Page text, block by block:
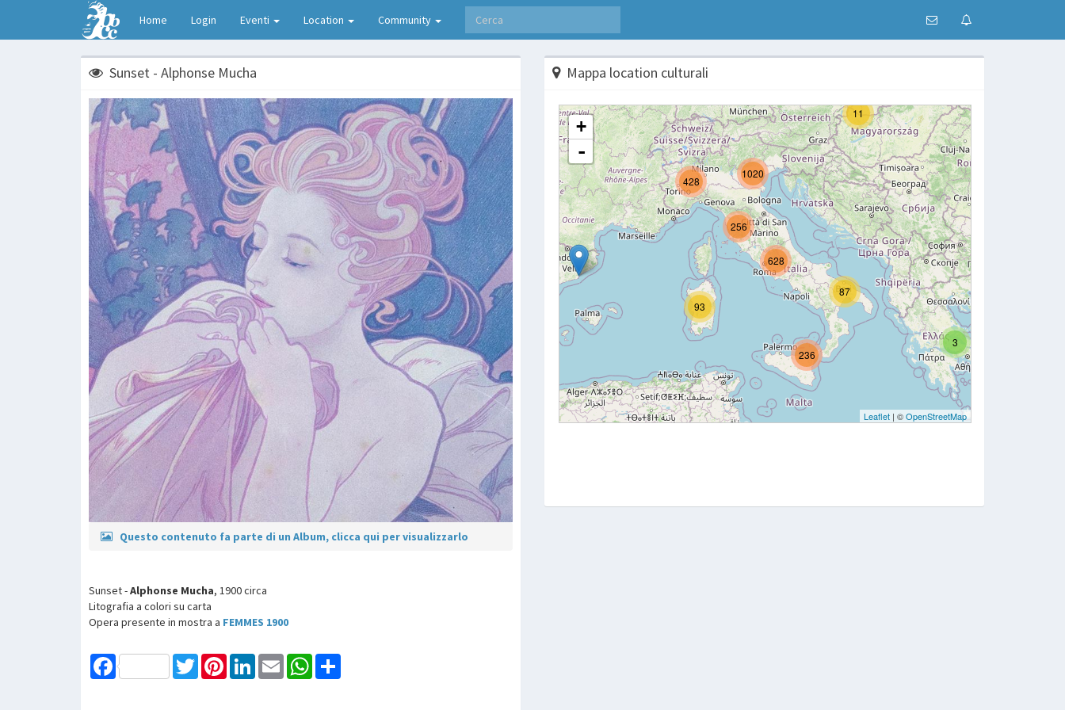
Home Login Eventi Location Community
Sunset - Alphonse Mucha
Questo contenuto fa parte di un Album, clicca qui per visualizzarlo
Sunset -Alphonse Mucha, 1900 circa
Litografia a colori su carta
Opera presente in mostra a FEMMES 1900
Facebook TwitterPinterestLinkedInEmail WhatsApp
Mappa location culturali